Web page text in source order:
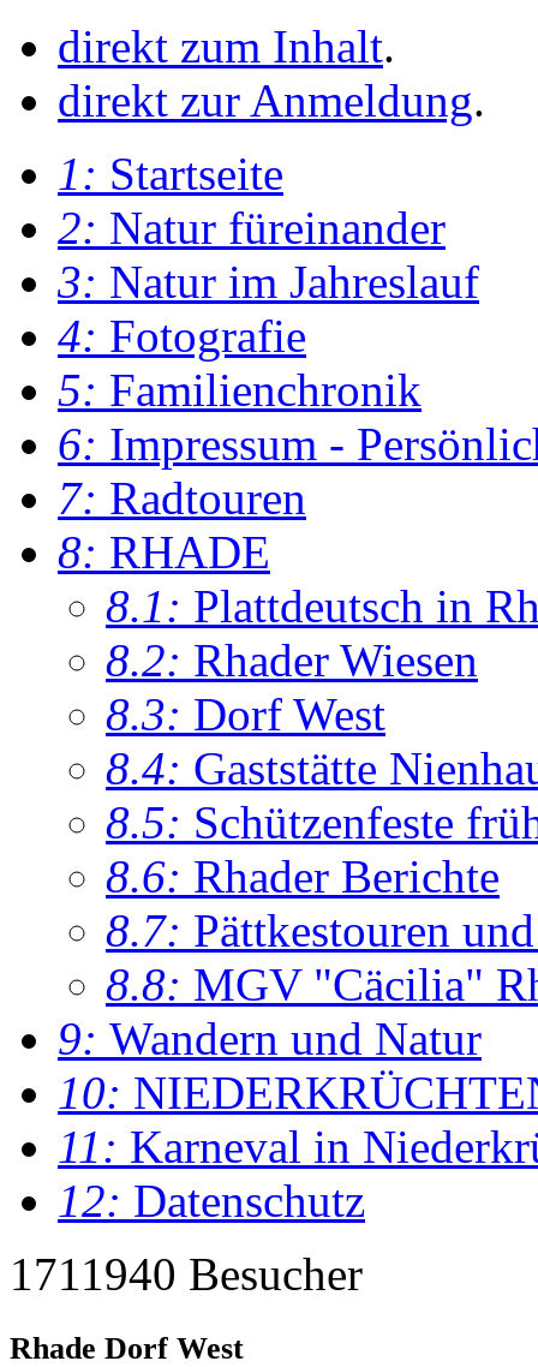
direkt zum Inhalt.
direkt zur Anmeldung.
1: Startseite
2: Natur füreinander
3: Natur im Jahreslauf
4: Fotografie
5: Familienchronik
6: Impressum -
7: Radtouren
8: RHADE
8.1: Plattdeutsch in
8.2: Rhader Wiesen
8.3: Dorf West
8.4: Gaststätte
8.5: Schützenfeste
8.6: Rhader Berichte
8.7: Pättkestouren
8.8: MGV "Cäcilia"
9: Wandern und Natur
10:
11: Karneval in
12: Datenschutz
1711940 Besucher
Rhade Dorf West